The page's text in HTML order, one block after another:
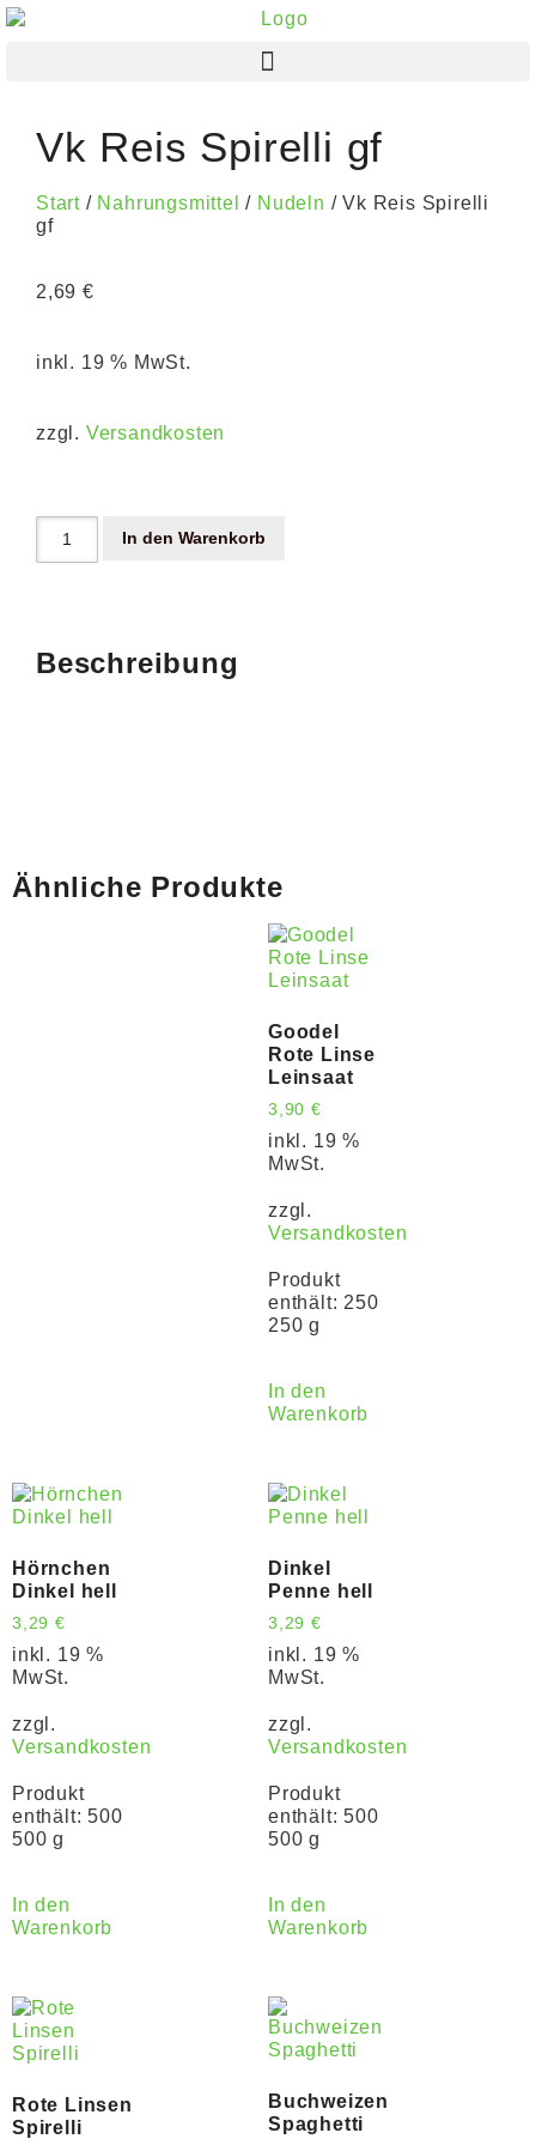
Vk Reis Spirelli gf
Start / Nahrungsmittel / Nudeln / Vk Reis Spirelli
gf
2,69 €
inkl. 19 % MwSt.
zzgl. Versandkosten
In den Warenkorb
Beschreibung
Ähnliche Produkte
Goodel
Rote Linse
Leinsaat
3,90 €
inkl. 19 %
MwSt.
zzgl.
Versandkosten
Produkt
enthält: 250
250 g
In den
Warenkorb
Hörnchen
Dinkel hell
3,29 €
inkl. 19 %
MwSt.
zzgl.
Versandkosten
Produkt
enthält: 500
500 g
In den
Warenkorb
Dinkel
Penne hell
3,29 €
inkl. 19 %
MwSt.
zzgl.
Versandkosten
Produkt
enthält: 500
500 g
In den
Warenkorb
Rote Linsen
Spirelli
Buchweizen
Spaghetti